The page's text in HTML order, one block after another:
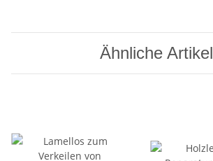
Ähnliche Artikel